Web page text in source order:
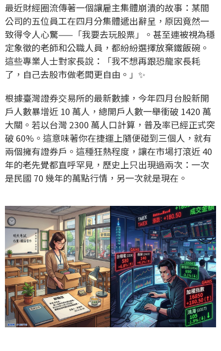
最近財經圈流傳著一個讓雇主集體崩潰的故事：某間
公司的五位員工在四月分集體遞出辭呈，原因竟然一
致得令人心驚——「我要去玩股票」。甚至連被視為穩
定象徵的老師和公職人員，都紛紛選擇放棄鐵飯碗。
這些專業人士對家長說：「我不想再跟恐龍家長耗
了，自己去股市做老闆更自由。」✨
根據臺灣證券交易所的最新數據，今年四月台股新開
戶人數暴增近 10 萬人，總開戶人數一舉衝破 1420 萬
大關。若以台灣 2300 萬人口計算，普及率已經正式突
破 60%。這意味著你在捷運上隨便碰到三個人，就有
兩個擁有證券戶。這種狂熱程度，讓在市場打滾近 40
年的老先覺都直呼罕見，歷史上只出現過兩次：一次
是民國 70 幾年的萬點行情，另一次就是現在。